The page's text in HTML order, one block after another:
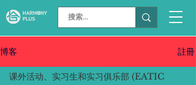
博客 註冊
课外活动、实习生和实习俱乐部 (EATIC